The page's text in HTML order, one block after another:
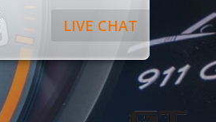
LIVE CHAT